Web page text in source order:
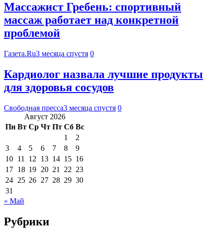
Массажист Гребень: спортивный
массаж работает над конкретной
проблемой
Газета.Ru3 месяца спустя 0
Кардиолог назвала лучшие продукты
для здоровья сосудов
Свободная пресса3 месяца спустя 0
Август 2026
Пн Вт Ср Чт Пт Сб Вс
1
2
3
4 5 6 7 8
9
10 11 12 13 14 15 16
17 18 19 20 21 22 23
24 25 26 27 28 29 30
31
« Май
Рубрики